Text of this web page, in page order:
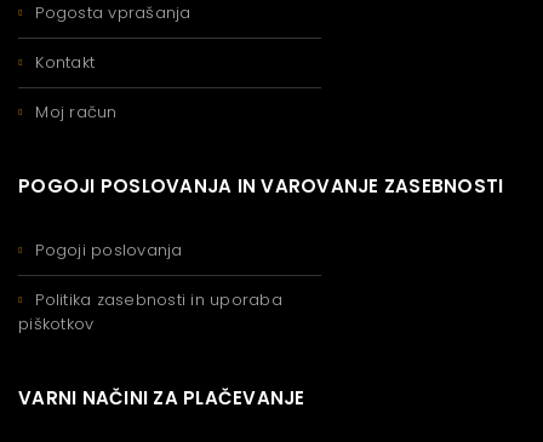
Pogosta vprašanja
Kontakt
Moj račun
POGOJI POSLOVANJA IN VAROVANJE ZASEBNOSTI
Pogoji poslovanja
Politika zasebnosti in uporaba
piškotkov
VARNI NAČINI ZA PLAČEVANJE